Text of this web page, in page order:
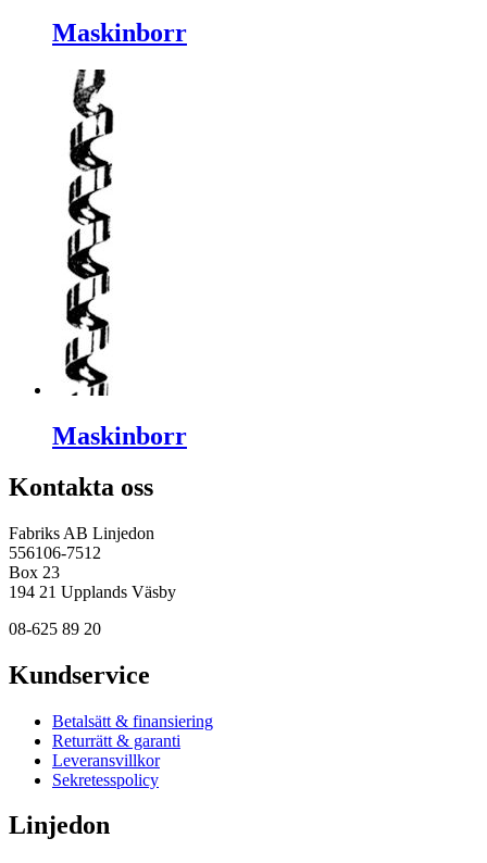
Maskinborr
Maskinborr
Kontakta oss
Fabriks AB Linjedon
556106-7512
Box 23
194 21 Upplands Väsby
08-625 89 20
Kundservice
Betalsätt & finansiering
Returrätt & garanti
Leveransvillkor
Sekretesspolicy
Linjedon